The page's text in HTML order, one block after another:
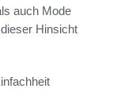
auch Mode
Hinsicht